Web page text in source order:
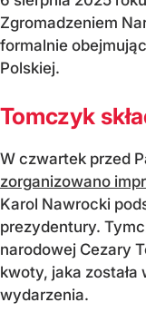
Zgromadzeniem
formalnie
Polskiej.
Tomczyk
W czwartek przed
zorganizowano
Karol Nawrocki
prezydentury.
narodowej Cezary
kwoty, jaka została
wydarzenia.